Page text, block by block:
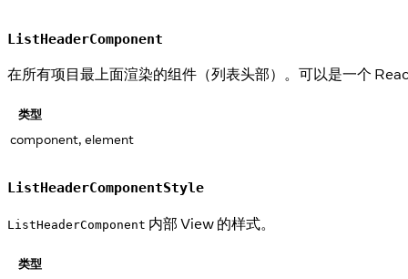
ListHeaderComponent
在所有项目最上面渲染的组件（列表头部）。可以是一个
类型
component, element
ListHeaderComponentStyle
ListHeaderComponent 内部 View 的样式。
类型